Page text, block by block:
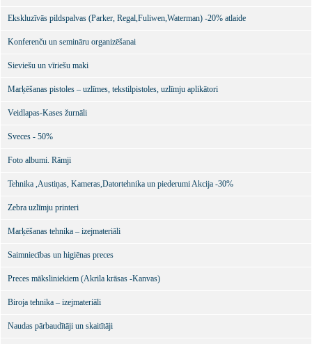
Ekskluzīvās pildspalvas (Parker, Regal,Fuliwen,Waterman) -20% atlaide
Konferenču un semināru organizēšanai
Sieviešu un vīriešu maki
Marķēšanas pistoles – uzlīmes, tekstilpistoles, uzlīmju aplikātori
Veidlapas-Kases žurnāli
Sveces - 50%
Foto albumi. Rāmji
Tehnika ,Austiņas, Kameras,Datortehnika un piederumi Akcija -30%
Zebra uzlīmju printeri
Marķēšanas tehnika – izejmateriāli
Saimniecības un higiēnas preces
Preces māksliniekiem (Akrila krāsas -Kanvas)
Biroja tehnika – izejmateriāli
Naudas pārbaudītāji un skaitītāji